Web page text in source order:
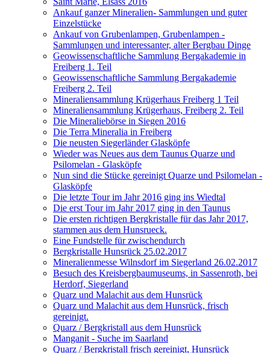
Ankauf ganzer Mineralien- Sammlungen und guter
Einzelstücke
Ankauf von Grubenlampen, Grubenlampen -
Sammlungen und interessanter, alter Bergbau Dinge
Geowissenschaftliche Sammlung Bergakademie in
Freiberg 1. Teil
Geowissenschaftliche Sammlung Bergakademie
Freiberg 2. Teil
Mineraliensammlung Krügerhaus Freiberg 1 Teil
Mineraliensammlung Krügerhaus, Freiberg 2. Teil
Die Mineraliebörse in Siegen 2016
Die Terra Mineralia in Freiberg
Die neusten Siegerländer Glasköpfe
Wieder was Neues aus dem Taunus Quarze und
Psilomelan - Glasköpfe
Nun sind die Stücke gereinigt Quarze und Psilomelan -
Glasköpfe
Die letzte Tour im Jahr 2016 ging ins Wiedtal
Die erst Tour im Jahr 2017 ging in den Taunus
Die ersten richtigen Bergkristalle für das Jahr 2017,
stammen aus dem Hunsrueck.
Eine Fundstelle für zwischendurch
Bergkristalle Hunsrück 25.02.2017
Mineralienmesse Wilnsdorf im Siegerland 26.02.2017
Besuch des Kreisbergbaumuseums, in Sassenroth, bei
Herdorf, Siegerland
Quarz und Malachit aus dem Hunsrück
Quarz und Malachit aus dem Hunsrück, frisch
gereinigt.
Quarz / Bergkristall aus dem Hunsrück
Manganit - Suche im Saarland
Quarz / Bergkristall frisch gereinigt, Hunsrück